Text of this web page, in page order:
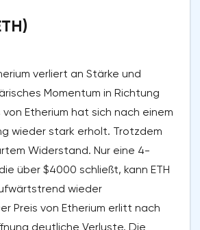
verliert an Stärke und
Momentum in Richtung
von Etherium hat sich nach einem
wieder stark erholt. Trotzdem
Widerstand. Nur eine 4-
über $4000 schließt, kann ETH
wieder
Preis von Etherium erlitt nach
deutliche Verluste. Die